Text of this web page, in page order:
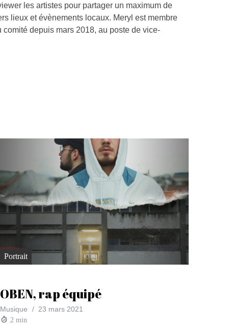
les artistes pour partager un maximum de
lieux et évènements locaux. Meryl est membre
depuis mars 2018, au poste de vice-
1
Portrait
OBEN, rap équipé
Musique 23 mars 2021
2 min